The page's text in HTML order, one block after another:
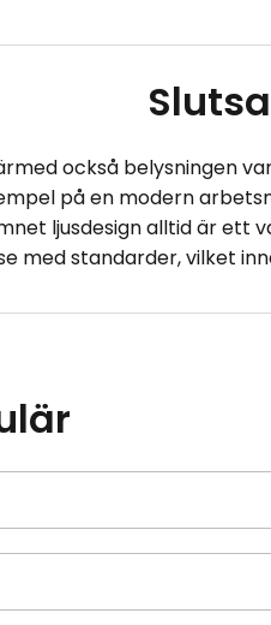
också belysningen
på en modern
ljusdesign alltid är
med standarder, vilket